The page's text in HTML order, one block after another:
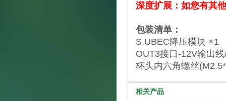
深度扩展：如您有其
包装清单：
S.UBEC降压模块 ×1
OUT3接口-12V输出
杯头内六角螺丝
相关产品